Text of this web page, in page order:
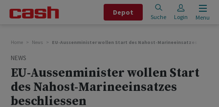
Depot
Suche Login Menu
Home News EU-Aussenminister wollen Start des Nahost-Marineeinsatzes
NEWS
EU-Aussenminister wollen Start
des Nahost-Marineeinsatzes
beschliessen